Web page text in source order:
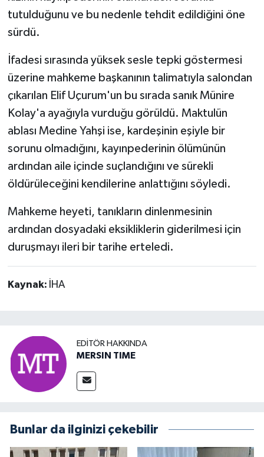
tutulduğunu ve bu nedenle tehdit edildiğini öne
sürdü.
İfadesi sırasında yüksek sesle tepki göstermesi
üzerine mahkeme başkanının talimatıyla salondan
çıkarılan Elif Uçurum'un bu sırada sanık Münire
Kolay'a ayağıyla vurduğu görüldü. Maktulün
ablası Medine Yahşi ise, kardeşinin eşiyle bir
sorunu olmadığını, kayınpederinin ölümünün
ardından aile içinde suçlandığını ve sürekli
öldürüleceğini kendilerine anlattığını söyledi.
Mahkeme heyeti, tanıkların dinlenmesinin
ardından dosyadaki eksikliklerin giderilmesi için
duruşmayı ileri bir tarihe erteledi.
Kaynak: İHA
EDITÖR HAKKINDA
MERSIN TIME
Bunlar da ilginizi çekebilir